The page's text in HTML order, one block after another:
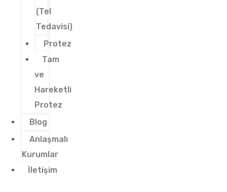
(Tel
Tedavisi)
Protez
Tam
ve
Hareketli
Protez
Blog
Anlaşmalı
Kurumlar
İletişim